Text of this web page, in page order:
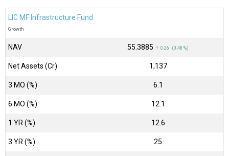
LIC MF Infrastructure Fund
Growth
NAV ₹55.3885 ↑ 0.26 (0.48 %)
Net Assets (Cr) ₹1,137
3 MO (%) 6.1
6 MO (%) 12.1
1 YR (%) 12.6
3 YR (%) 25